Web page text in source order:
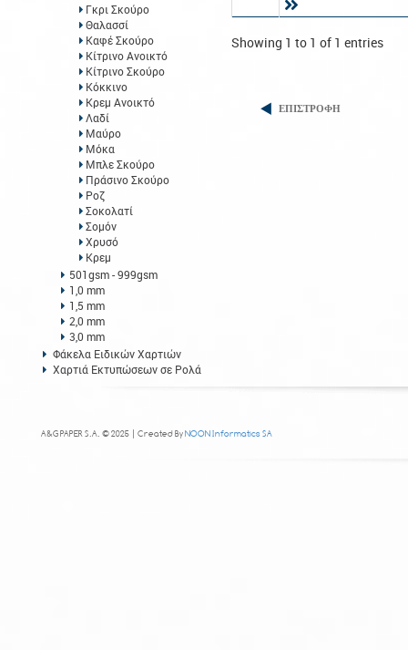
Γκρι Σκούρο
Θαλασσί
Καφέ Σκούρο
Κίτρινο Ανοικτό
Κίτρινο Σκούρο
Κόκκινο
Κρεμ Ανοικτό
Λαδί
Μαύρο
Μόκα
Μπλε Σκούρο
Πράσινο Σκούρο
Ροζ
Σοκολατί
Σομόν
Χρυσό
Κρεμ
501gsm - 999gsm
1,0 mm
1,5 mm
2,0 mm
3,0 mm
Φάκελα Ειδικών Χαρτιών
Χαρτιά Εκτυπώσεων σε Ρολά
Showing 1 to 1 of 1 entries
ΕΠΙΣΤΡΟΦΗ
A&G PAPER S.A. © 2025 | Created ByNOON Informatics SA